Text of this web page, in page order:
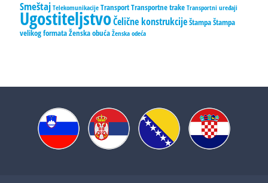
Smeštaj Telekomunikacije TransportTransportne trake Transportni uređaji
UgostiteljstvoČelične konstrukcijeŠtampaŠtampa
velikog formataŽenska obuća Ženska odeća